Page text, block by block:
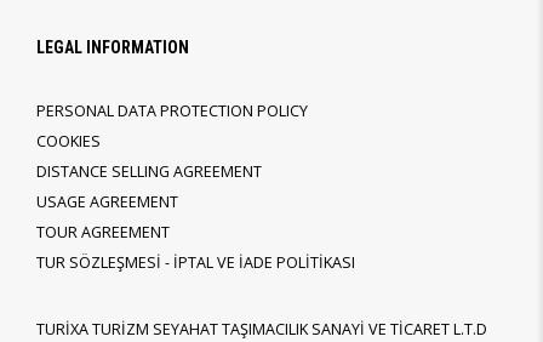
LEGAL INFORMATION
PERSONAL DATA PROTECTION POLICY
COOKIES
DISTANCE SELLING AGREEMENT
USAGE AGREEMENT
TOUR AGREEMENT
TUR SÖZLEŞMESİ - İPTAL VE İADE POLİTİKASI
TURİXA TURİZM SEYAHAT TAŞIMACILIK SANAYİ VE TİCARET L.T.D